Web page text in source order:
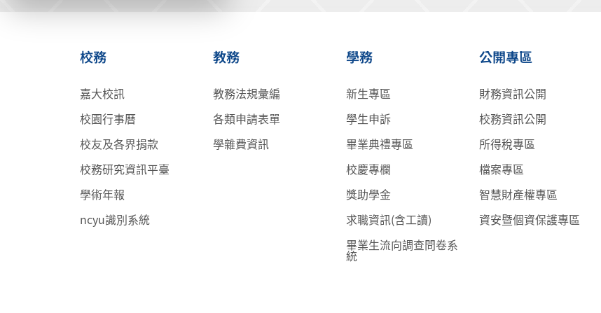
校務
嘉大校訊
校園行事曆
校友及各界捐款
校務研究資訊平臺
學術年報
ncyu識別系統
教務
教務法規彙編
各類申請表單
學雜費資訊
學務
新生專區
學生申訴
畢業典禮專區
校慶專欄
獎助學金
求職資訊(含工讀)
畢業生流向調查問卷系
統
公開專區
財務資訊公開
校務資訊公開
所得稅專區
檔案專區
智慧財產權專區
資安暨個資保護專區